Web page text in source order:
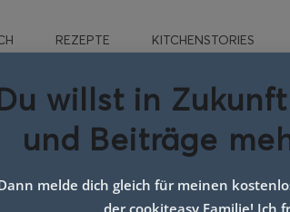
REZEPTE KITCHENSTORIES
rezept mit
willst in
und Beiträge
melde dich gleich für meinen
der cookiteasy Familie! Ich